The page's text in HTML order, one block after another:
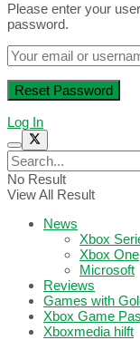
Please enter your
password.
Log In
No Result
View All Result
News
Xbox
Xbox One
Microsoft
Reviews
Games with
Xbox Game
Xboxmedia hilft